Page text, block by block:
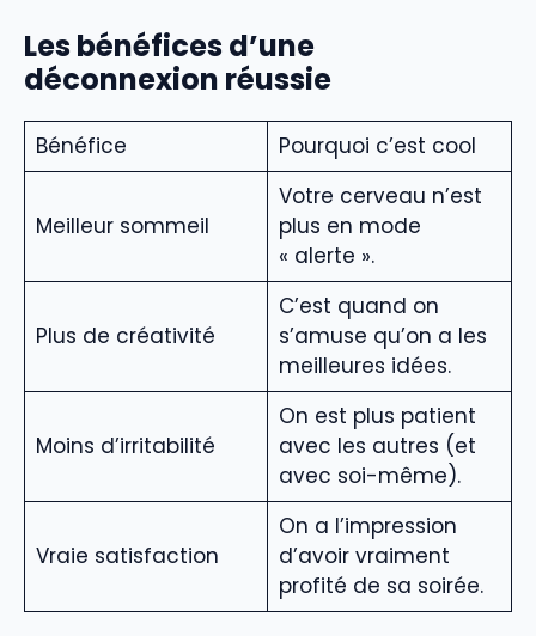
Les bénéfices d’une
déconnexion réussie
Bénéfice Pourquoi c’est cool
Meilleur sommeil
Votre cerveau n’est
plus en mode
« alerte ».
Plus de créativité
C’est quand on
s’amuse qu’on a les
meilleures idées.
Moins d’irritabilité
On est plus patient
avec les autres (et
avec soi-même).
Vraie satisfaction
On a l’impression
d’avoir vraiment
profité de sa soirée.